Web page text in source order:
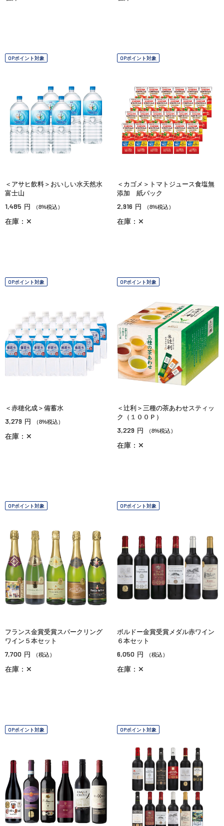
OPポイント対象
＜アサヒ飲料＞おいしい水天然水
富士山
1,485 円 （8%税込）
在庫：✕
OPポイント対象
＜カゴメ＞トマトジュース食塩無
添加 紙パック
2,916 円 （8%税込）
在庫：✕
OPポイント対象
＜赤穂化成＞備蓄水
3,279 円 （8%税込）
在庫：✕
OPポイント対象
＜辻利＞三種の茶あわせスティッ
ク（１００Ｐ）
3,229 円 （8%税込）
在庫：✕
OPポイント対象
フランス金賞受賞スパークリング
ワイン５本セット
7,700 円 （税込）
在庫：✕
OPポイント対象
ボルドー金賞受賞メダル赤ワイン
６本セット
6,050 円 （税込）
在庫：✕
OPポイント対象 OPポイント対象